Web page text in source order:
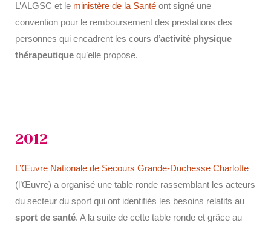
L’ALGSC et le ministère de la Santé ont signé une
convention pour le remboursement des prestations des
personnes qui encadrent les cours d’activité physique
thérapeutique qu’elle propose.
2012
L’Œuvre Nationale de Secours Grande-Duchesse Charlotte
(l’Œuvre) a organisé une table ronde rassemblant les acteurs
du secteur du sport qui ont identifiés les besoins relatifs au
sport de santé. A la suite de cette table ronde et grâce au